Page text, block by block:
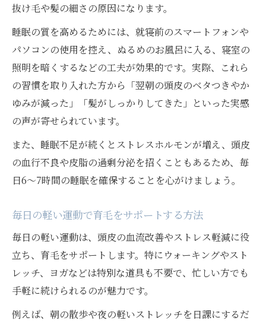
抜け毛や髪の細さの原因になります。
睡眠の質を高めるためには、就寝前のスマートフォンや
パソコンの使用を控え、ぬるめのお風呂に入る、寝室の
照明を暗くするなどの工夫が効果的です。実際、これら
の習慣を取り入れた方から「翌朝の頭皮のベタつきやか
ゆみが減った」「髪がしっかりしてきた」といった実感
の声が寄せられています。
また、睡眠不足が続くとストレスホルモンが増え、頭皮
の血行不良や皮脂の過剰分泌を招くこともあるため、毎
日6～7時間の睡眠を確保することを心がけましょう。
毎日の軽い運動で育毛をサポートする方法
毎日の軽い運動は、頭皮の血流改善やストレス軽減に役
立ち、育毛をサポートします。特にウォーキングやスト
レッチ、ヨガなどは特別な道具も不要で、忙しい方でも
手軽に続けられるのが魅力です。
例えば、朝の散歩や夜の軽いストレッチを日課にするだ